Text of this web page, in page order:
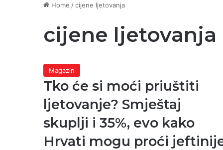
Home /cijene ljetovanja
cijene ljetovanja
Magazin
Tko će si moći priuštiti
ljetovanje? Smještaj
skuplji i 35%, evo kako
Hrvati mogu proći